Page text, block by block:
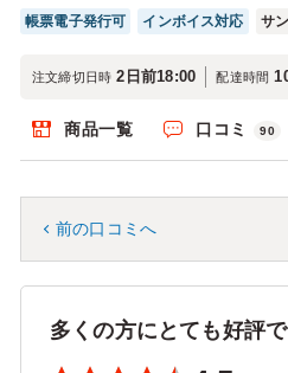
帳票電子発行可 インボイス対応 サ
注文締切日時 2日前18:00 配達時間
商品一覧 口コミ 90
前の口コミへ
多くの方にとても好評